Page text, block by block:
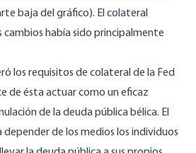
baja del gráfico). El colateral
había sido principalmente
los requisitos de colateral de la Fed
de ésta actuar como un eficaz
de la deuda pública bélica. El
depender de los medios los individuos